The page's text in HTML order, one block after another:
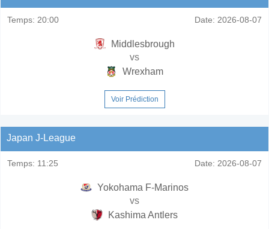
Temps: 20:00 Date: 2026-08-07
Middlesbrough
vs
Wrexham
Voir Prédiction
Japan J-League
Temps: 11:25 Date: 2026-08-07
Yokohama F-Marinos
vs
Kashima Antlers